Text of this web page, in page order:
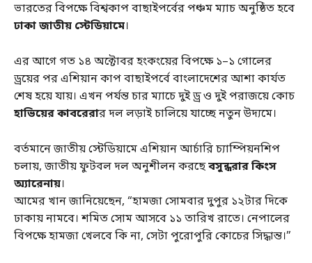
ভারতের বিপক্ষে বিশ্বকাপ বাছাইপর্বের পঞ্চম ম্যাচ অনুষ্ঠিত হবে
ঢাকা জাতীয় স্টেডিয়ামে।
এর আগে গত ১৪ অক্টোবর হংকংয়ের বিপক্ষে ১–১ গোলের
ড্রয়ের পর এশিয়ান কাপ বাছাইপর্বে বাংলাদেশের আশা কার্যত
শেষ হয়ে যায়। এখন পর্যন্ত চার ম্যাচে দুই ড্র ও দুই পরাজয়ে কোচ
হাভিয়ের কাবরেরার দল লড়াই চালিয়ে যাচ্ছে নতুন উদ্যমে।
বর্তমানে জাতীয় স্টেডিয়ামে এশিয়ান আর্চারি চ্যাম্পিয়নশিপ
চলায়, জাতীয় ফুটবল দল অনুশীলন করছেবসুন্ধরার কিংস
অ্যারেনায়।
আমের খান জানিয়েছেন, “হামজা সোমবার দুপুর ১২টার দিকে
ঢাকায় নামবে। শমিত সোম আসবে ১১ তারিখ রাতে। নেপালের
বিপক্ষে হামজা খেলবে কি না, সেটা পুরোপুরি কোচের সিদ্ধান্ত।”